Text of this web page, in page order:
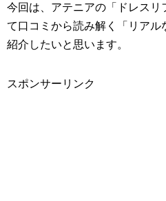
今回は、アテニアの「ドレスリ
て口コミから読み解く「リア
紹介したいと思います。
スポンサーリンク